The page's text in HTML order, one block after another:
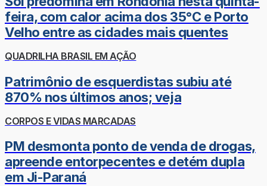
feira, com calor acima dos 35°C e Porto
Velho entre as cidades mais quentes
QUADRILHA BRASIL EM AÇÃO
Patrimônio de esquerdistas subiu até
870% nos últimos anos; veja
CORPOS E VIDAS MARCADAS
PM desmonta ponto de venda de drogas,
apreende entorpecentes e detém dupla
em Ji-Paraná